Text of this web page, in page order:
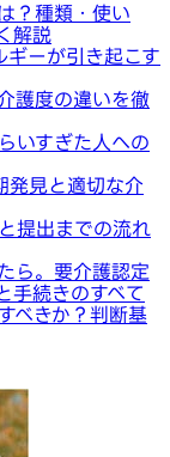
？種類・使い
解説
ギーが引き起こす
護度の違いを徹
いすぎた人への
発見と適切な介
提出までの流れ
ら。要介護認定
手続きのすべて
べきか？判断基